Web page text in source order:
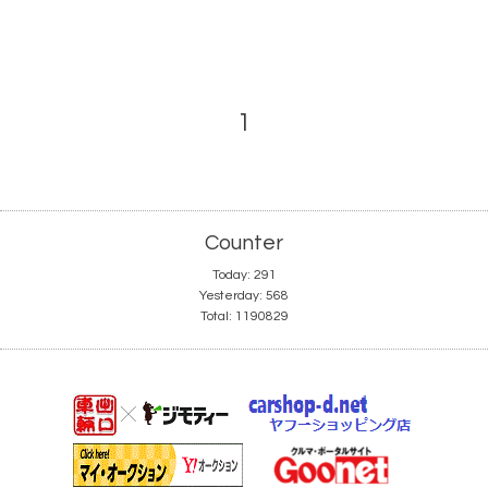
1
Counter
Today: 291
Yesterday: 568
Total: 1190829